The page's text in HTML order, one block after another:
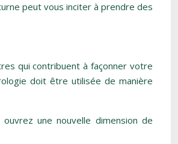
peut vous inciter à prendre des
qui contribuent à façonner votre
doit être utilisée de manière
une nouvelle dimension de